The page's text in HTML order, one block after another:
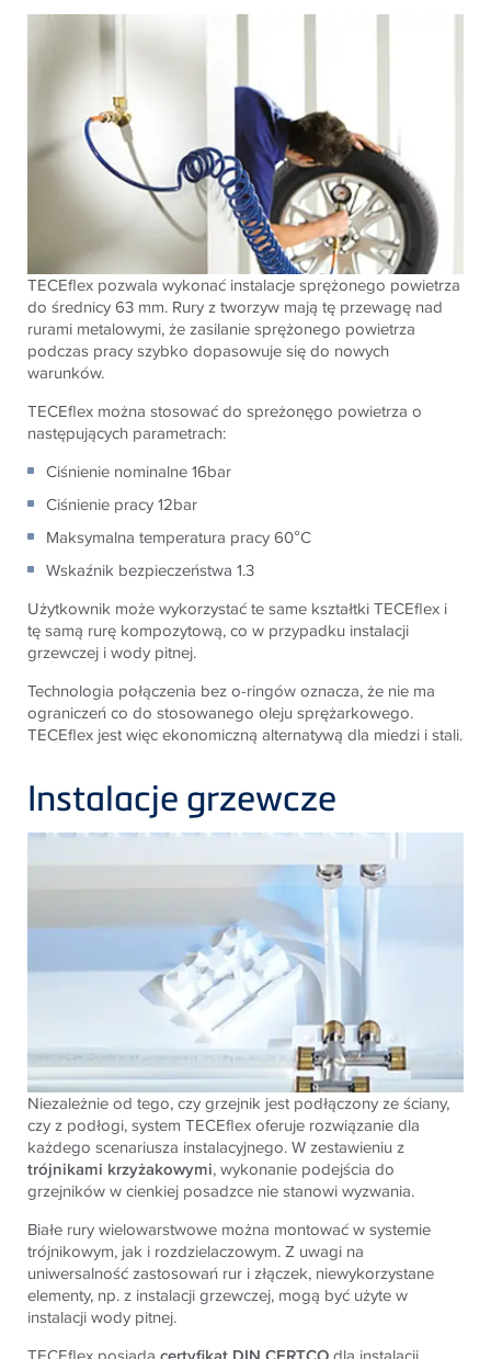
TECEflex pozwala wykonać instalacje sprężonego powietrza
do średnicy 63 mm. Rury z tworzyw mają tę przewagę nad
rurami metalowymi, że zasilanie sprężonego powietrza
podczas pracy szybko dopasowuje się do nowych
warunków.
TECEflex można stosować do spreżonęgo powietrza o
następujących parametrach:
Ciśnienie nominalne 16bar
Ciśnienie pracy 12bar
Maksymalna temperatura pracy 60°C
Wskaźnik bezpieczeństwa 1.3
Użytkownik może wykorzystać te same kształtki TECEflex i
tę samą rurę kompozytową, co w przypadku instalacji
grzewczej i wody pitnej.
Technologia połączenia bez o-ringów oznacza, że ​​nie ma
ograniczeń co do stosowanego oleju sprężarkowego.
TECEflex jest więc ekonomiczną alternatywą dla miedzi i stali.
Instalacje grzewcze
Niezależnie od tego, czy grzejnik jest podłączony ze ściany,
czy z podłogi, system TECEflex oferuje rozwiązanie dla
każdego scenariusza instalacyjnego. W zestawieniu z
trójnikami krzyżakowymi, wykonanie podejścia do
grzejników w cienkiej posadzce nie stanowi wyzwania.
Białe rury wielowarstwowe można montować w systemie
trójnikowym, jak i rozdzielaczowym. Z uwagi na
uniwersalność zastosowań rur i złączek, niewykorzystane
elementy, np. z instalacji grzewczej, mogą być użyte w
instalacji wody pitnej.